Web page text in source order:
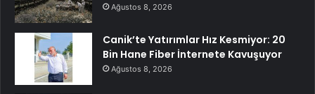
Ağustos 8, 2026
Canik’te Yatırımlar Hız Kesmiyor: 20
Bin Hane Fiber İnternete Kavuşuyor
Ağustos 8, 2026